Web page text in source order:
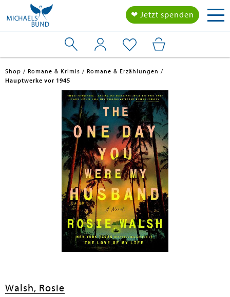
❤ Jetzt spenden
Shop Romane & Krimis
Romane & Erzählungen
Hauptwerke vor 1945
Walsh, Rosie